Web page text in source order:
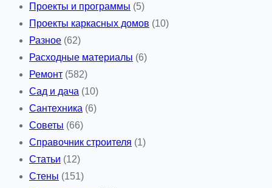
Проекты и программы (5)
Проекты каркасных домов (10)
Разное (62)
Расходные материалы (6)
Ремонт (582)
Сад и дача (10)
Сантехника (6)
Советы (66)
Справочник строителя (1)
Статьи (12)
Стены (151)